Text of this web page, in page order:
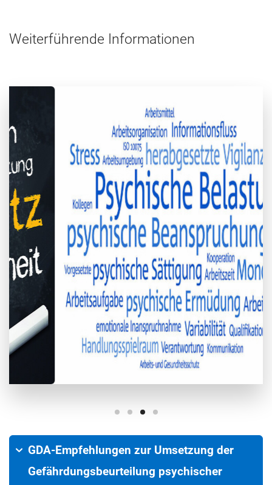
Weiterführende Informationen
GDA-Empfehlungen zur Umsetzung der
Gefährdungsbeurteilung psychischer